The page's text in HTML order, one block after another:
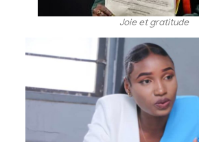
Joie et gratitude